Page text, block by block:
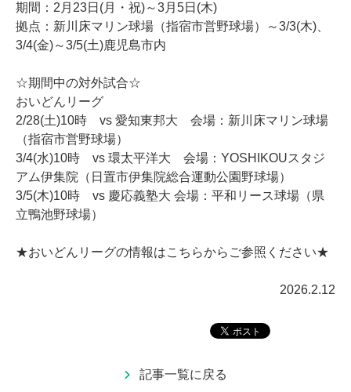
期間：2月23日(月・祝)～3月5日(木)
拠点： 新川床マリン球場（指宿市営野球場）～3/3(木)
3/4(金)～3/5(土)鹿児島市内
☆期間中の対外試合☆
おいどんリーグ
2/28(土)10時 vs 愛知東邦大 会場：新川床マリン球場
（指宿市営野球場）
3/4(水)10時 vs 環太平洋大 会場：YOSHIKOUスタジ
アム伊集院（日置市伊集院総合運動公園野球場）
3/5(木)10時 vs 慶応義塾大 会場：平和リース球場（県
立鴨池野球場）
★おいどんリーグの情報はこちらからご参照ください★
2026.2.12
記事一覧に戻る